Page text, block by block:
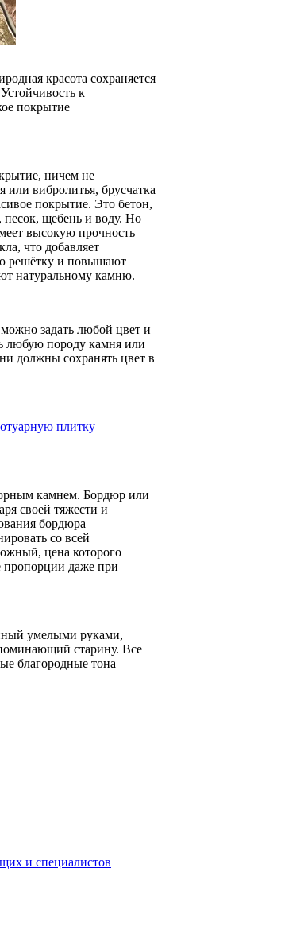
красота сохраняется
к
покрытие
ничем не
или вибролитья, брусчатка
покрытие. Это бетон,
щебень и воду. Но
высокую прочность
что добавляет
решётку и повышают
натуральному камню.
задать любой цвет и
любую породу камня или
должны сохранять цвет в
плитку
камнем. Бордюр или
своей тяжести и
бордюра
со всей
цена которого
пропорции даже при
умелыми руками,
старину. Все
благородные тона –
и специалистов